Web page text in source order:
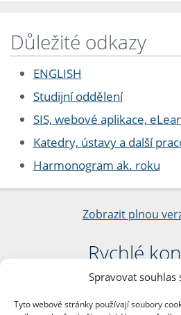
Spravovat souhlas
Tyto webové stránky používají soubory
Důležité odkazy
ENGLISH
Studijní oddělení
SIS, webové aplikace,
Katedry, ústavy a další
Harmonogram ak. roku
Zobrazit plnou
Rychlé
Filozofická
nám. Jana